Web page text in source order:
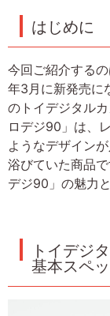
はじめに
今回ご紹介する
年3月に新発売に
のトイデジタル
ロデジ90」は、
ようなデザイン
浴びていた商品
デジ90」の魅力
トイデジ
基本スペ